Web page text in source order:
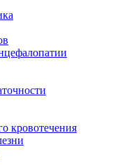
кровотечения